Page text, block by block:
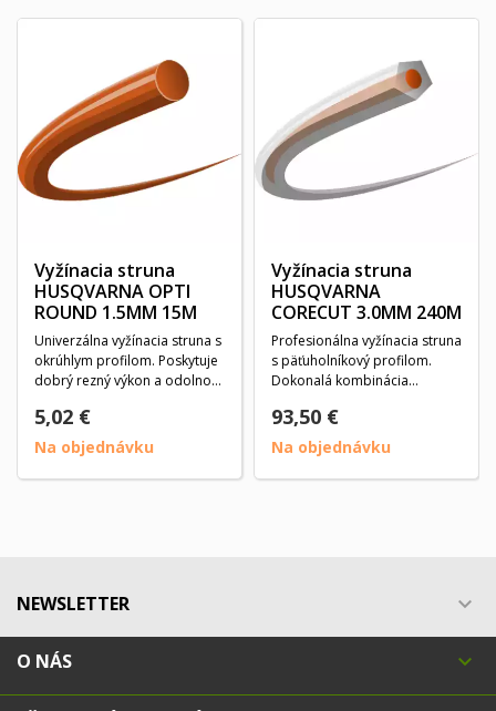
Vyžínacia struna
HUSQVARNA OPTI
ROUND 1.5MM 15M
Univerzálna vyžínacia struna s
okrúhlym profilom. Poskytuje
dobrý rezný výkon a odolnosť
5,02 €
Na objednávku
Vyžínacia struna
HUSQVARNA
CORECUT 3.0MM 240M
Profesionálna vyžínacia struna
s päťuholníkový profilom.
Dokonalá kombinácia
93,50 €
Na objednávku
NEWSLETTER 
O NÁS 